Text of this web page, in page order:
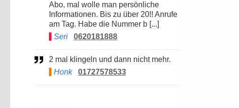
Abo, mal wolle man persönliche
Informationen. Bis zu über 20!! Anrufe
am Tag. Habe die Nummer b [...]
Seri
0620181888
2 mal klingeln und dann nicht mehr.
Honk
01727578533